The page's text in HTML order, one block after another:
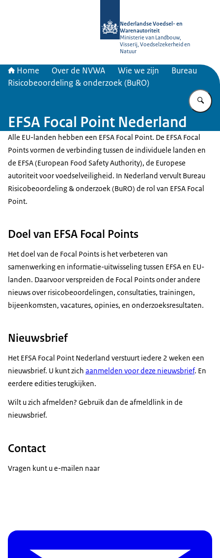
Nederlandse Voedsel- en
Warenautoriteit
Ministerie van Landbouw,
Visserij, Voedselzekerheid en
Natuur
Home Over de NVWA Wie we zijn
Bureau
Risicobeoordeling & onderzoek (BuRO)
EFSA Focal Point Nederland
Alle EU-landen hebben een EFSA Focal Point. De EFSA Focal
Points vormen de verbinding tussen de individuele landen en
de EFSA (European Food Safety Authority), de Europese
autoriteit voor voedselveiligheid. In Nederland vervult Bureau
Risicobeoordeling & onderzoek (BuRO) de rol van EFSA Focal
Point.
Doel van EFSA Focal Points
Het doel van de Focal Points is het verbeteren van
samenwerking en informatie-uitwisseling tussen EFSA en EU-
landen. Daarvoor verspreiden de Focal Points onder andere
nieuws over risicobeoordelingen, consultaties, trainingen,
bijeenkomsten, vacatures, opinies, en onderzoeksresultaten.
Nieuwsbrief
Het EFSA Focal Point Nederland verstuurt iedere 2 weken een
nieuwsbrief. U kunt zich aanmelden voor deze nieuwsbrief. En
eerdere edities terugkijken.
Wilt u zich afmelden? Gebruik dan de afmeldlink in de
nieuwsbrief.
Contact
Vragen kunt u e-mailen naar